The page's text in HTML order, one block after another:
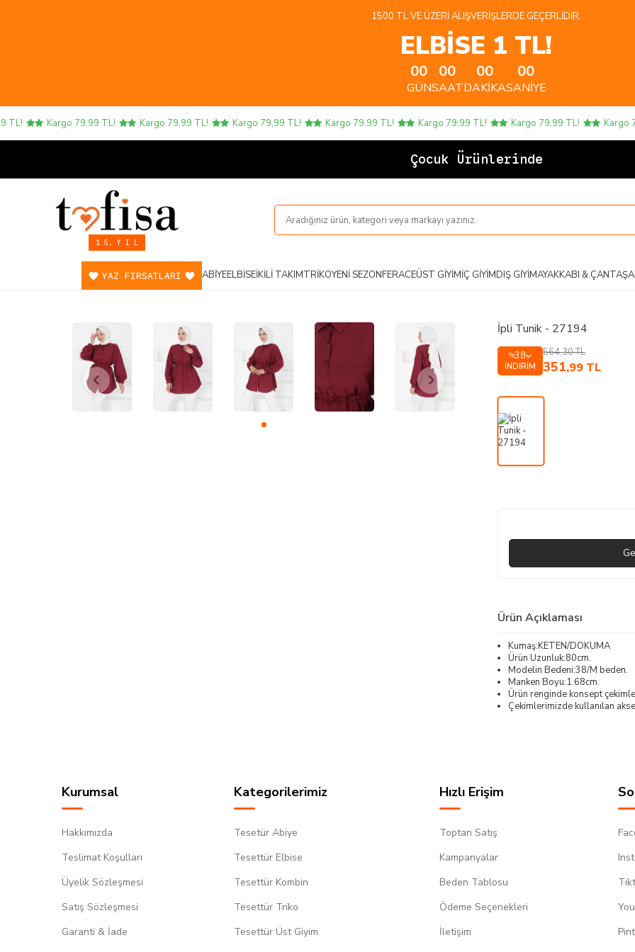
1500 TL VE ÜZERI ALIŞVERIŞLERDE GEÇERLIDIR.
ELBİSE 1 TL!
00
GÜN
00
SAAT
00
DAKIKA
00
SANIYE
Kargo 79,99 TL! Kargo 79,99 TL! Kargo 79,99 TL! Kargo 79,99 TL! Kargo 79,99 TL! Kargo 79,99 TL! Kargo
Çocuk Ürünlerinde 4
1 5. Y I L
YAZ FIRSATLARI ABIYEELBISEİKILI TAKIMTRIKOYENI SEZONFERACEÜST GIYIMİÇ GIYIMDIŞ GIYIMAYAKKABI & ÇANTA
İpli Tunik - 27194
%38
İNDIRIM
564,30TL
351,99 TL
Ürün Açıklaması
Kumaş:KETEN/DOKUMA
Ürün Uzunluk:80cm.
Modelin Bedeni:38/M beden.
Manken Boyu:1.68cm.
Ürün renginde konsept
Çekimlerimizde kullanılan
Kurumsal
Hakkımızda
Teslimat Koşulları
Üyelik Sözleşmesi
Satış Sözleşmesi
Garanti & İade
Kategorilerimiz
Tesetür Abiye
Tesettür Elbise
Tesettür Kombin
Tesettür Triko
Tesettür Üst Giyim
Hızlı Erişim
Toptan Satış
Kampanyalar
Beden Tablosu
Ödeme Seçenekleri
İletişim